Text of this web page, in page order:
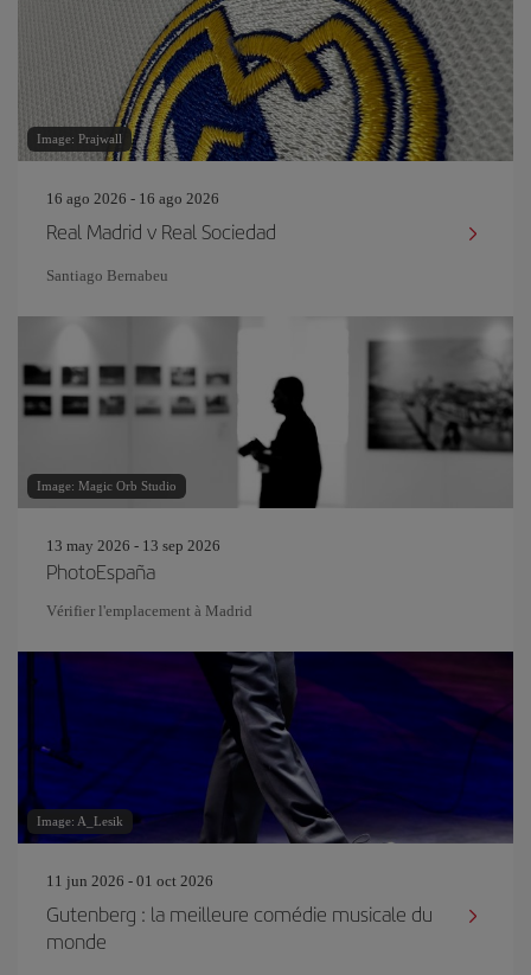
Image: Prajwall
16 ago 2026 - 16 ago 2026
Real Madrid v Real Sociedad
Santiago Bernabeu
Image: Magic Orb Studio
13 may 2026 - 13 sep 2026
PhotoEspaña
Vérifier l'emplacement à Madrid
Image: A_Lesik
11 jun 2026 - 01 oct 2026
Gutenberg : la meilleure comédie musicale du
monde